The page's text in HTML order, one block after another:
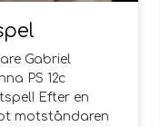
Gabriel
PS 12c
Efter en
motståndaren